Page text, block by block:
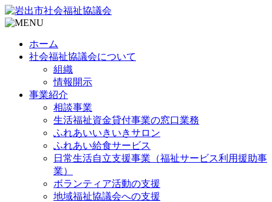
ホーム
社会福祉協議会について
組織
情報開示
事業紹介
相談事業
生活福祉資金貸付事業の窓口業務
ふれあいいきいきサロン
ふれあい給食サービス
日常生活自立支援事業（福祉サービス利用援助事
業）
ボランティア活動の支援
地域福祉協議会への支援